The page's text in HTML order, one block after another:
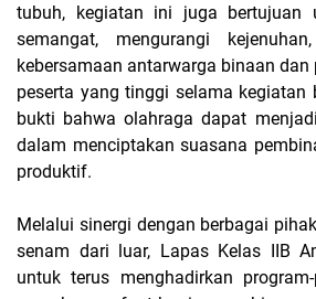
tubuh, kegiatan ini juga bertujuan
semangat, mengurangi
kebersamaan antarwarga binaan
peserta yang tinggi selama kegiatan
bukti bahwa olahraga dapat
dalam menciptakan suasana
produktif.
Melalui sinergi dengan berbagai
senam dari luar, Lapas Kelas IIB
untuk terus menghadirkan